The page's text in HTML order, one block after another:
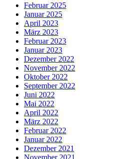
Februar 2025
Januar 2025
April 2023
März 2023
Februar 2023
Januar 2023
Dezember 2022
November 2022
Oktober 2022
September 2022
Juni 2022
Mai 2022
April 2022
März 2022
Februar 2022
Januar 2022
Dezember 2021
November 2021